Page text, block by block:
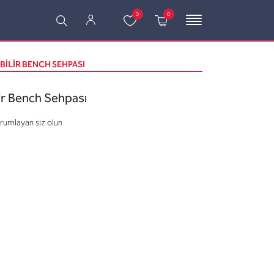
0 0
BENCH SEHPASI
Bench Sehpası
siz olun